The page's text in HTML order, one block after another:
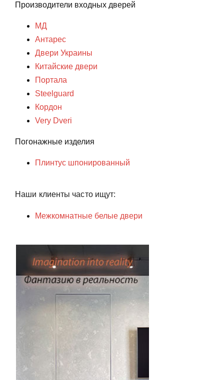
Производители входных дверей
МД
Антарес
Двери Украины
Китайские двери
Портала
Steelguard
Кордон
Very Dveri
Погонажные изделия
Плинтус шпонированный
Наши клиенты часто ищут:
Межкомнатные белые двери